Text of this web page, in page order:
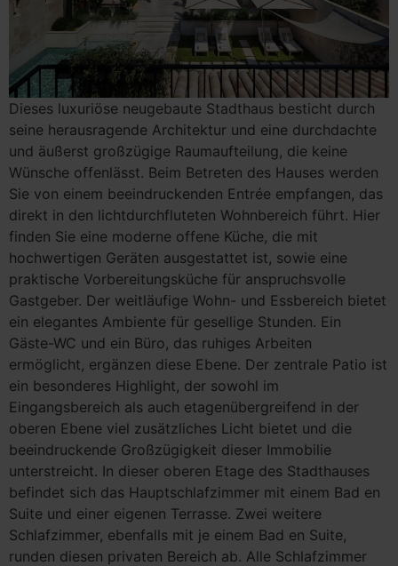
Dieses luxuriöse neugebaute Stadthaus besticht durch
seine herausragende Architektur und eine durchdachte
und äußerst großzügige Raumaufteilung, die keine
Wünsche offenlässt. Beim Betreten des Hauses werden
Sie von einem beeindruckenden Entrée empfangen, das
direkt in den lichtdurchfluteten Wohnbereich führt. Hier
finden Sie eine moderne offene Küche, die mit
hochwertigen Geräten ausgestattet ist, sowie eine
praktische Vorbereitungsküche für anspruchsvolle
Gastgeber. Der weitläufige Wohn- und Essbereich bietet
ein elegantes Ambiente für gesellige Stunden. Ein
Gäste-WC und ein Büro, das ruhiges Arbeiten
ermöglicht, ergänzen diese Ebene. Der zentrale Patio ist
ein besonderes Highlight, der sowohl im
Eingangsbereich als auch etagenübergreifend in der
oberen Ebene viel zusätzliches Licht bietet und die
beeindruckende Großzügigkeit dieser Immobilie
unterstreicht. In dieser oberen Etage des Stadthauses
befindet sich das Hauptschlafzimmer mit einem Bad en
Suite und einer eigenen Terrasse. Zwei weitere
Schlafzimmer, ebenfalls mit je einem Bad en Suite,
runden diesen privaten Bereich ab. Alle Schlafzimmer